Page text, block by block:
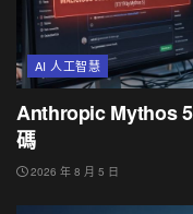
AI 人工智慧
Anthropic Mythos
碼
2026 年 8 月 5 日